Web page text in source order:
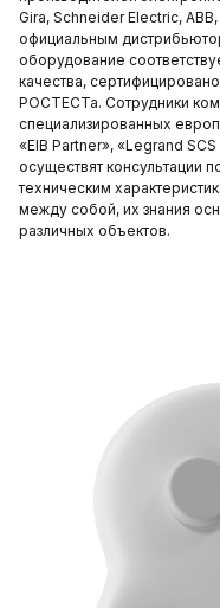
Gira, Schneider Electric,
официальным
оборудование
качества,
РОСТЕСТа. Сотрудники
специализированных
«EIB Partner», «Legrand
осуществят консультации
техническим
между собой, их знания
различных объектов.